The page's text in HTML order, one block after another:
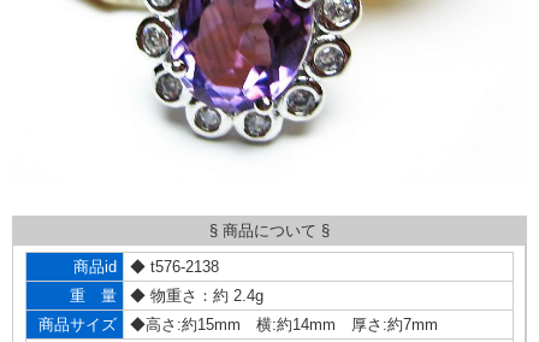
§ 商品について §
商品id
◆ t576-2138
重 量
◆ 物重さ：約 2.4g
商品サイズ
◆高さ:約15mm 横:約14mm 厚さ:約7mm